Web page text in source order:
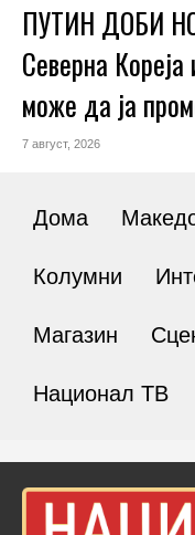
ПУТИН ДОБИ
Северна
може да ја
7 август, 2026
Дома
Колумни
Магазин
Национал ТВ